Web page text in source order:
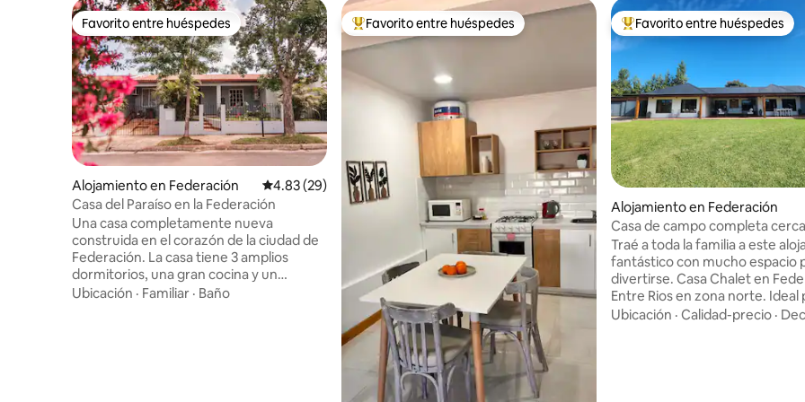
Favorito entre huéspedes
Favorito entre huéspedes
Alojamiento en Federación Calificación promedio: 4.83 de 5, 29 reseñas
4.83 (29)
Casa del Paraíso en la Federación
Una casa completamente nueva
construida en el corazón de la ciudad de
Federación. La casa tiene 3 amplios
dormitorios, una gran cocina y un
acogedor jardín. Hay 3 inodoros y dos
Ubicación · Familiar · Baño
Favorito entre huéspedes preferido
Favorito entre huéspedes Favorito entre huéspedes
Favorito entre huéspedes
Alojamiento en Federación
Casa de campo completa
termas con pileta
Traé a toda la familia a este
fantástico con mucho espacio
divertirse. Casa Chalet en Federación
Entre Rios en zona norte. Ideal
unos días de descanso y relax.
Ubicación · Calidad-precio ·